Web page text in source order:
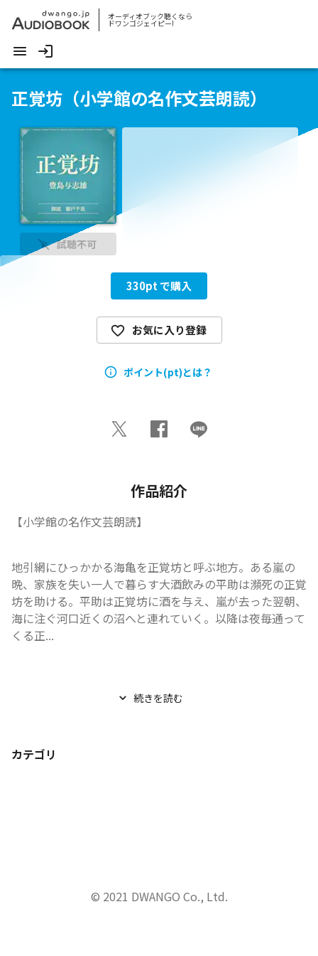
オーディオブック聴くなら
ドワンゴジェイピー!
正覚坊（小学館の名作文芸朗読）
試聴不可
330pt で購入
お気に入り登録
ポイント(pt)とは？
作品紹介
【小学館の名作文芸朗読】
地引網にひっかかる海亀を正覚坊と呼ぶ地方。ある嵐の
晩、家族を失い一人で暮らす大酒飲みの平助は瀕死の正覚
坊を助ける。平助は正覚坊に酒を与え、嵐が去った翌朝、
海に注ぐ河口近くの沼へと連れていく。以降は夜毎通って
くる正...
続きを読む
カテゴリ
© 2021 DWANGO Co., Ltd.